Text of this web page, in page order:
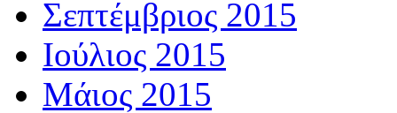
Σεπτέμβριος 2015
Ιούλιος 2015
Μάιος 2015